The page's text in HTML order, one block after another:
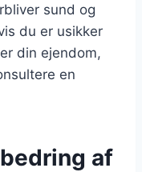
sund og
du er usikker
din ejendom,
en
af